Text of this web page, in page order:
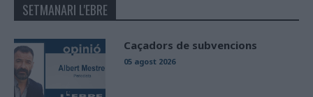
SETMANARI L'EBRE
Caçadors de subvencions
05 agost 2026